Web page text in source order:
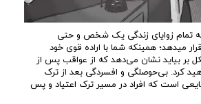
تمام زوایای زندگی یک شخص و حتی
می­دهد؛ همینکه شما با اراده قوی خود
بر بیاید نشان می‌دهد که از عواقب پس از
کرد. بی‌حوصلگی و افسردگی بعد از ترک
است که افراد در مسیر ترک اعتیاد و پس